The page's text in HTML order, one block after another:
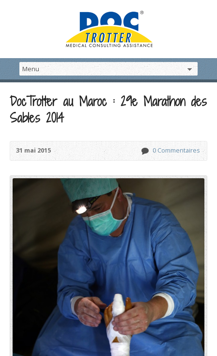
DocTrotter au Maroc : 29e Marathon des
Sables 2014
31 mai 2015 0 Commentaires